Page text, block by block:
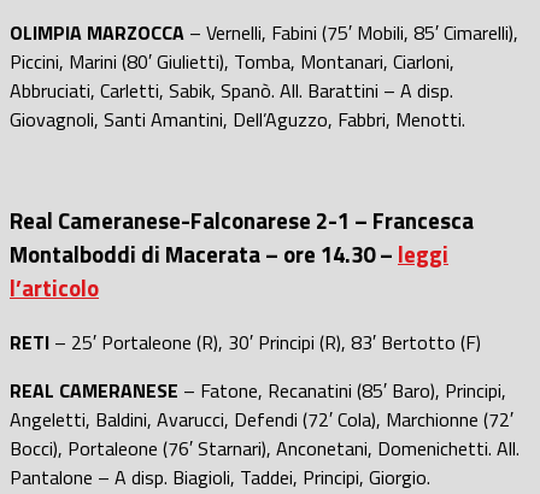
OLIMPIA MARZOCCA – Vernelli, Fabini (75′ Mobili, 85′ Cimarelli),
Piccini, Marini (80′ Giulietti), Tomba, Montanari, Ciarloni,
Abbruciati, Carletti, Sabik, Spanò. All. Barattini – A disp.
Giovagnoli, Santi Amantini, Dell’Aguzzo, Fabbri, Menotti.
Real Cameranese-Falconarese 2-1 – Francesca
Montalboddi di Macerata – ore 14.30 – leggi
l’articolo
RETI – 25′ Portaleone (R), 30′ Principi (R), 83′ Bertotto (F)
REAL CAMERANESE – Fatone, Recanatini (85′ Baro), Principi,
Angeletti, Baldini, Avarucci, Defendi (72′ Cola), Marchionne (72′
Bocci), Portaleone (76′ Starnari), Anconetani, Domenichetti. All.
Pantalone – A disp. Biagioli, Taddei, Principi, Giorgio.